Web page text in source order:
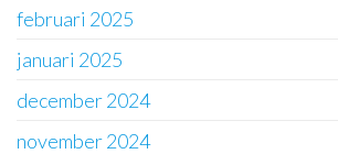
februari 2025
januari 2025
december 2024
november 2024